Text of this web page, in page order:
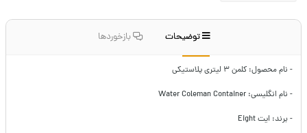
توضیحات بازخوردها
- نام محصول: کلمن ۳ لیتری پلاستیکی
- نام انگلیسی: Water Coleman Container
- برند: ایت Eight